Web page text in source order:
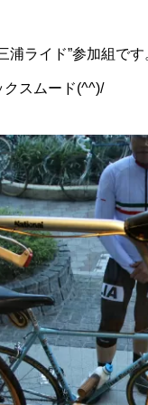
浦ライド”参加組です
スムード(^^)/